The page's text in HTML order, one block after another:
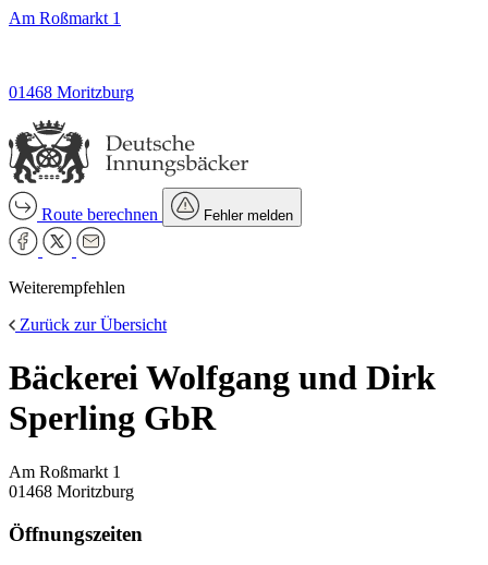
Am Roßmarkt 1
01468 Moritzburg
Route berechnen Fehler melden
Weiterempfehlen
Zurück zur Übersicht
Bäckerei Wolfgang und Dirk
Sperling GbR
Am Roßmarkt 1
01468 Moritzburg
Öffnungszeiten